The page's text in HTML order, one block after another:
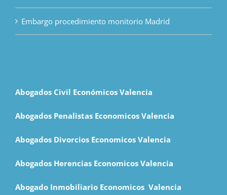
Embargo procedimiento monitorio Madrid
Abogados Civil Económicos Valencia
Abogados Penalistas Economicos Valencia
Abogados Divorcios Economicos Valencia
Abogados Herencias Economicos Valencia
Abogado Inmobiliario Economicos Valencia